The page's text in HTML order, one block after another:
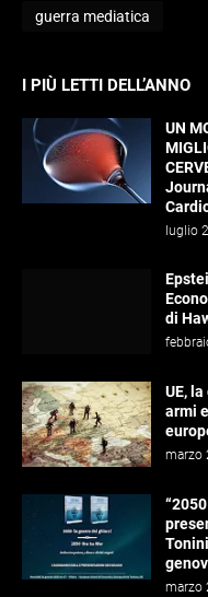
guerra mediatica
I PIÙ LETTI DELL’ANNO
UN
luglio
di
UE,
armi
marzo
marzo